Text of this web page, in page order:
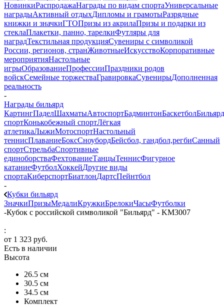
НовинкиРаспродажаНаграды по видам спортаУниверсальные
наградыАктивный отдыхДипломы и грамотыРазрядные
книжки и значкиГТОПризы из акрилаПризы и подарки из
стеклаПлакетки, панно, тарелкиФутляры для
наградТекстильная продукцияСувениры с символикой
России, регионов, странЖивотныеИскусствоКорпоративные
мероприятияНастольные
игрыОбразованиеПрофессииПраздники родов
войскСемейные торжестваГравировкаСувенирыДополненная
реальность
-
Награды бильярд
КартингПаделШахматыАвтоспортБадминтонБаскетболБильярд
спортКонькобежный спортЛёгкая
атлетикаЛыжиМотоспортНастольный
теннисПлаваниеБоксСноубордБейсбол, гандбол,регбиСанный
спортСтрельбаСпортивные
единоборстваФехтованиеТанцыТеннисФигурное
катаниеФутболХоккейДругие виды
спортаКиберспортБиатлонДартсПейнтбол
-
Кубки бильярд
ЗначкиПризыМедалиКружкиБрелокиЧасыФутболки
-Кубок с российской символикой "Бильярд" - KM3007
:
от 1 323 руб.
Есть в наличии
Высота
26.5 см
30.5 см
34.5 см
Комплект